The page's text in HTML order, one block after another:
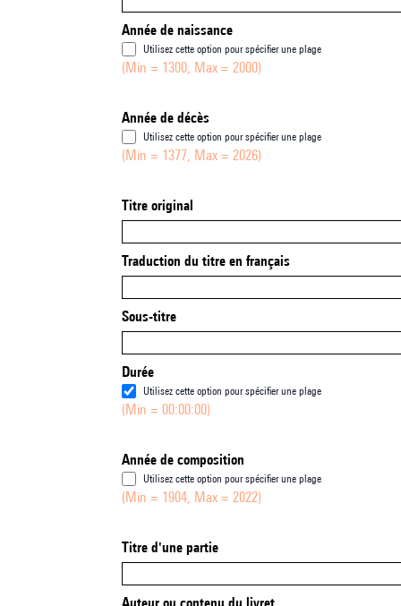
Année de naissance
Utilisez cette option pour spécifier une plage
(Min = 1300, Max = 2000)
Année de décès
Utilisez cette option pour spécifier une plage
(Min = 1377, Max = 2026)
Titre original
Traduction du titre en français
Sous-titre
Durée
Utilisez cette option pour spécifier une plage
(Min = 00:00:00)
Année de composition
Utilisez cette option pour spécifier une plage
(Min = 1904, Max = 2022)
Titre d'une partie